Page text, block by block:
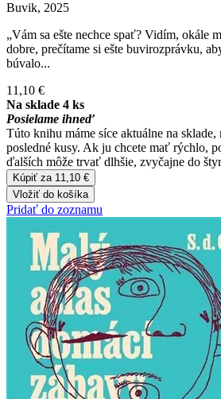
Buvik, 2025
„Vám sa ešte nechce spať? Vidím, okále
dobre, prečítame si ešte buvirozprávku,
búvalo...
11,10 €
Na sklade 4 ks
Posielame ihneď
Túto knihu máme síce aktuálne na sklade,
posledné kusy. Ak ju chcete mať rýchlo,
ďalších môže trvať dlhšie, zvyčajne do
Kúpiť za 11,10 €
Vložiť do košíka
Pridať do zoznamu